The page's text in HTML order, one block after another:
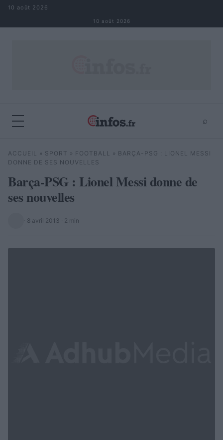
Aller au contenu
10 août 2026
10 août 2026
⌕
Rechercher ⌕ ×
ACCUEIL » SPORT » FOOTBALL » BARÇA-PSG : LIONEL MESSI
DONNE DE SES NOUVELLES
Barça-PSG : Lionel Messi donne de
ses nouvelles
· 8 avril 2013 · 2 min